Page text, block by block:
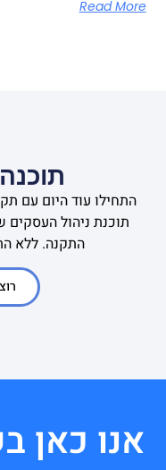
Read More
תוכנת ניהול
התקנה. ללא
רוצה 45
אנו כאן